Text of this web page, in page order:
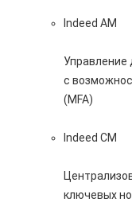
Indeed AM
с
(MFA)
Indeed CM
ключевых